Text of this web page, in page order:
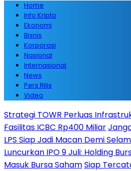
Home
Info Kripto
Ekonomi
Bisnis
Korporasi
Nasional
Internasional
News
Pers Rilis
Video
Strategi TOWR Perluas
Fasilitas ICBC Rp400 Miliar
LPS Siap Jadi Macan Demi
Luncurkan IPO 9 Juli: Holding
Masuk Bursa SahamSiap